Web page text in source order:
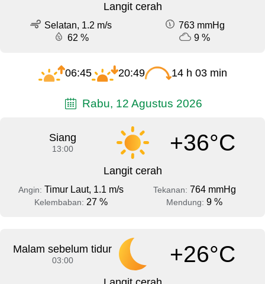
Langit cerah
Selatan, 1.2 m/s
763 mmHg
62 %
9 %
06:45 20:49 14 h 03 min
Rabu, 12 Agustus 2026
Siang
13:00 +36°C
Langit cerah
Angin: Timur Laut, 1.1 m/s Tekanan: 764 mmHg
Kelembaban: 27 % Mendung: 9 %
Malam sebelum tidur
03:00 +26°C